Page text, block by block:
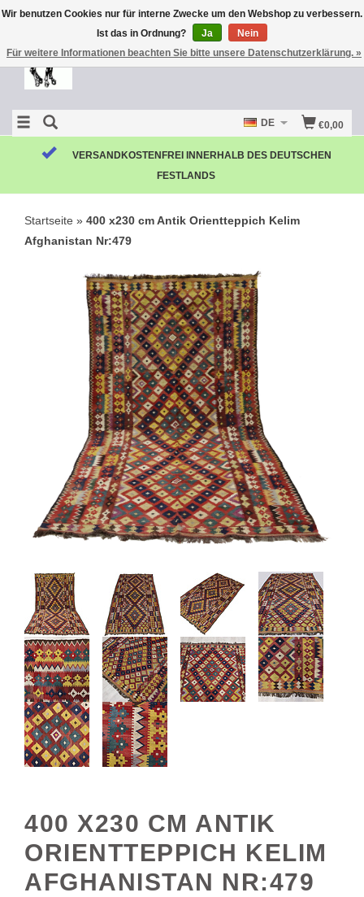
€0,00
DE
KOSTENLOSE RÜCKSENDUNG
Afghanistan Nr:479
ORIENTTEPPICH KELIM
AFGHANISTAN NR:479
Wir benutzen Cookies nur für interne Zwecke um den Webshop zu verbessern.
Ist das in Ordnung?
Ja
Nein
Für weitere Informationen beachten Sie bitte unsere Datenschutzerklärung. »